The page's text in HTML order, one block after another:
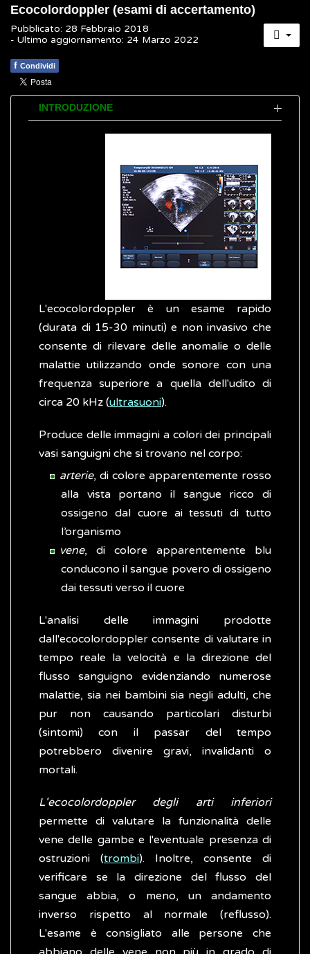
Ecocolordoppler (esami di accertamento)
Pubblicato: 28 Febbraio 2018
- Ultimo aggiornamento: 24 Marzo 2022
f Condividi
INTRODUZIONE
L'ecocolordoppler è un esame rapido
(durata di 15-30 minuti) e non invasivo che
consente di rilevare delle anomalie o delle
malattie utilizzando onde sonore con una
frequenza superiore a quella dell'udito di
circa 20 kHz (ultrasuoni).
Produce delle immagini a colori dei principali
vasi sanguigni che si trovano nel corpo:
arterie, di colore apparentemente rosso
alla vista portano il sangue ricco di
ossigeno dal cuore ai tessuti di tutto
l’organismo
vene, di colore apparentemente blu
conducono il sangue povero di ossigeno
dai tessuti verso il cuore
L'analisi delle immagini prodotte
dall'ecocolordoppler consente di valutare in
tempo reale la velocità e la direzione del
flusso sanguigno evidenziando numerose
malattie, sia nei bambini sia negli adulti, che
pur non causando particolari disturbi
(sintomi) con il passar del tempo
potrebbero divenire gravi, invalidanti o
mortali.
L'ecocolordoppler degli arti inferiori
permette di valutare la funzionalità delle
vene delle gambe e l'eventuale presenza di
ostruzioni (trombi). Inoltre, consente di
verificare se la direzione del flusso del
sangue abbia, o meno, un andamento
inverso rispetto al normale (reflusso).
L'esame è consigliato alle persone che